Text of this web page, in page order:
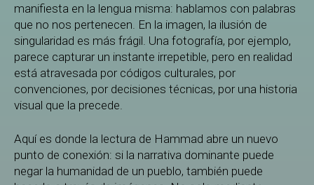
manifiesta en la lengua misma: hablamos con palabras
que no nos pertenecen. En la imagen, la ilusión de
singularidad es más frágil. Una fotografía, por ejemplo,
parece capturar un instante irrepetible, pero en realidad
está atravesada por códigos culturales, por
convenciones, por decisiones técnicas, por una historia
visual que la precede.
Aquí es donde la lectura de Hammad abre un nuevo
punto de conexión: si la narrativa dominante puede
negar la humanidad de un pueblo, también puede